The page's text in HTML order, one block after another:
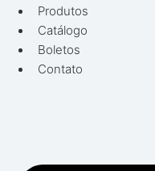
Produtos
Catálogo
Boletos
Contato